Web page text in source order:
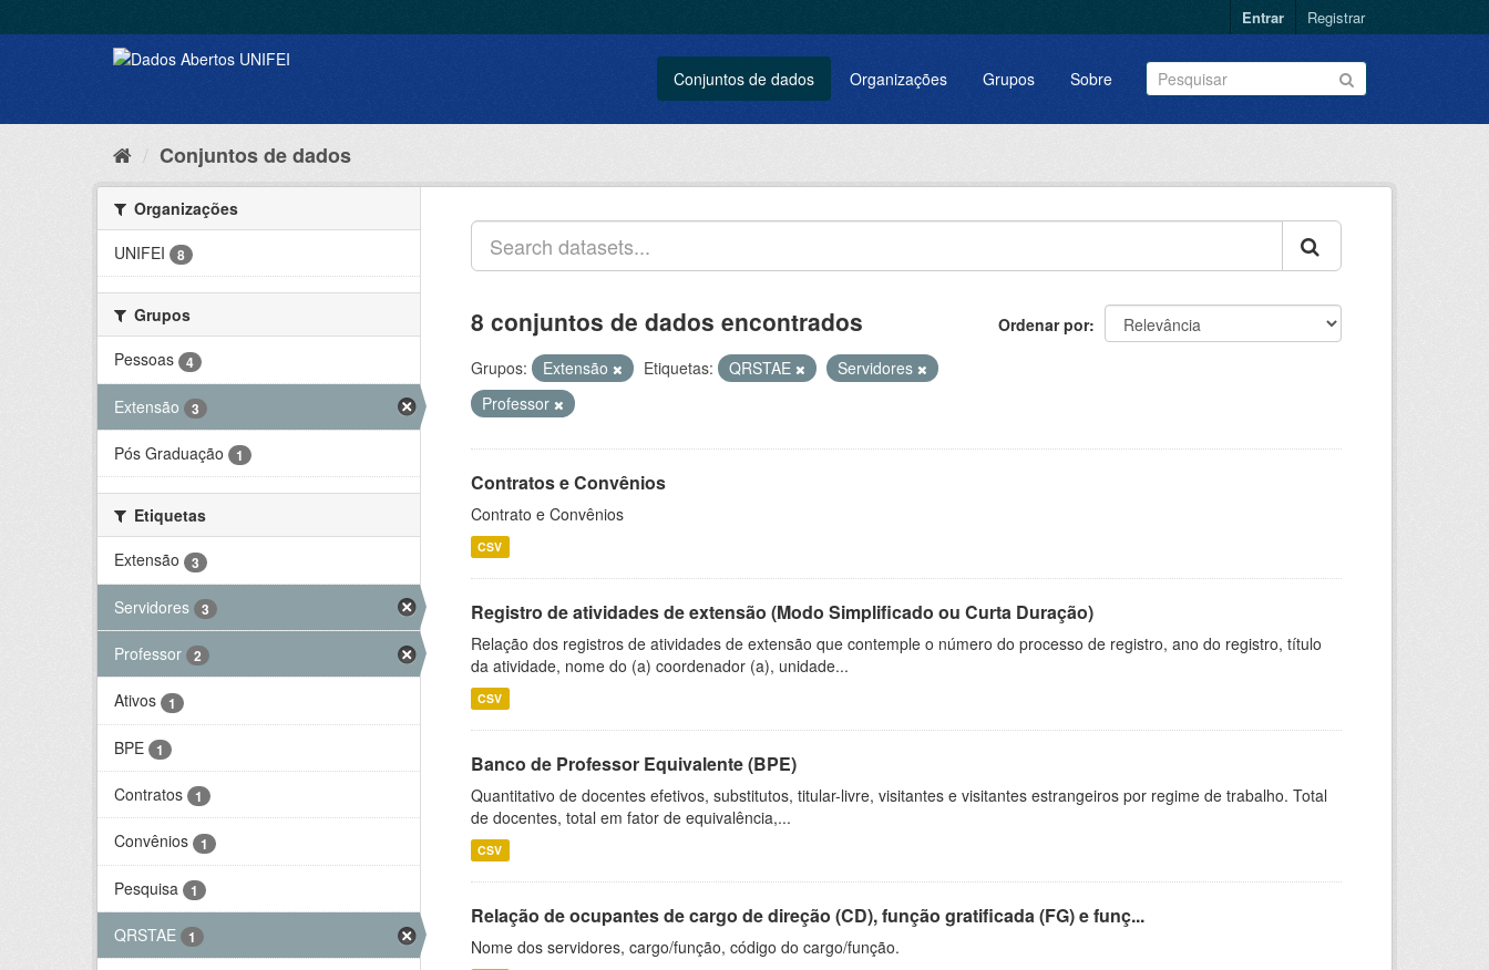
Entrar Registrar
Conjuntos de dados Organizações Grupos Sobre
Conjuntos de dados
Organizações
UNIFEI
8
Grupos
Pessoas
4
Extensão 3
Pós Graduação 1
Etiquetas
Extensão
3
Servidores 3
Professor 2
Ativos 1
BPE 1
Contratos 1
Convênios 1
Pesquisa 1
QRSTAE 1
Ordenar por
8 conjuntos de dados encontrados
Grupos: Extensão Etiquetas: QRSTAE
Servidores
Professor
Contratos e Convênios
Contrato e Convênios
CSV
Registro de atividades de extensão (Modo Simplificado ou Curta Duração)
Relação dos registros de atividades de extensão que contemple o número do processo de registro, ano do registro, título
da atividade, nome do (a) coordenador (a), unidade...
CSV
Banco de Professor Equivalente (BPE)
Quantitativo de docentes efetivos, substitutos, titular-livre, visitantes e visitantes estrangeiros por regime de trabalho. Total
de docentes, total em fator de equivalência,...
CSV
Relação de ocupantes de cargo de direção (CD), função gratificada (FG) e funç...
Nome dos servidores, cargo/função, código do cargo/função.